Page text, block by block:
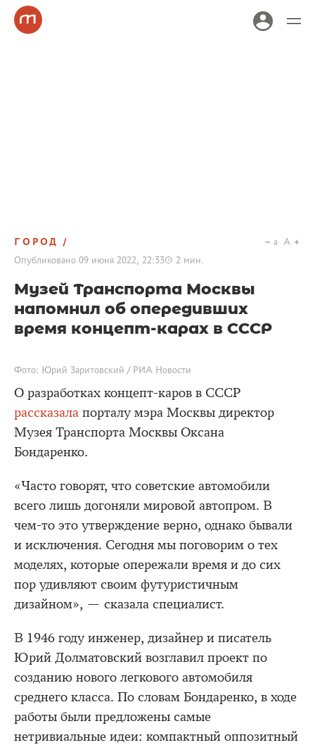
ГОРОД
Опубликовано 09 июня 2022, 22:33 2 мин.
a A
Музей Транспорта Москвы
напомнил об опередивших
время концепт-карах в СССР
Фото: Юрий Заритовский / РИА Новости
О разработках концепт-каров в СССР
рассказала порталу мэра Москвы директор
Музея Транспорта Москвы Оксана
Бондаренко.
«Часто говорят, что советские автомобили
всего лишь догоняли мировой автопром. В
чем-то это утверждение верно, однако бывали
и исключения. Сегодня мы поговорим о тех
моделях, которые опережали время и до сих
пор удивляют своим футуристичным
дизайном», — сказала специалист.
В 1946 году инженер, дизайнер и писатель
Юрий Долматовский возглавил проект по
созданию нового легкового автомобиля
среднего класса. По словам Бондаренко, в ходе
работы были предложены самые
нетривиальные идеи: компактный оппозитный